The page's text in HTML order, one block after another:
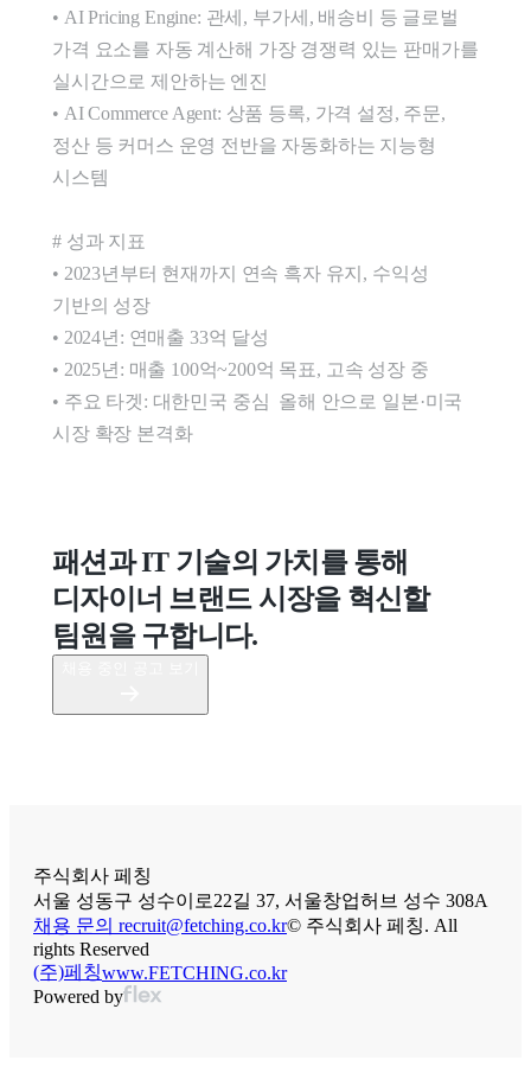
• AI Pricing Engine: 관세, 부가세, 배송비 등 글로벌
가격 요소를 자동 계산해 가장 경쟁력 있는 판매가를
실시간으로 제안하는 엔진
• AI Commerce Agent: 상품 등록, 가격 설정, 주문,
정산 등 커머스 운영 전반을 자동화하는 지능형
시스템
# 성과 지표
• 2023년부터 현재까지 연속 흑자 유지, 수익성
기반의 성장
• 2024년: 연매출 33억 달성
• 2025년: 매출 100억~200억 목표, 고속 성장 중
• 주요 타겟: 대한민국 중심  올해 안으로 일본·미국
시장 확장 본격화
패션과 IT 기술의 가치를 통해
디자이너 브랜드 시장을 혁신할
팀원을 구합니다.
주식회사 페칭
서울 성동구 성수이로22길 37, 서울창업허브 성수 308A
채용 문의 recruit@fetching.co.kr© 주식회사 페칭. All
rights Reserved
(주)페칭www.FETCHING.co.kr
Powered by